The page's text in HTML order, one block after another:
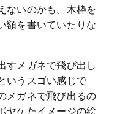
ないのかも。木枠を
額を書いていたりな
すメガネで飛び出し
いうスゴい感じで
メガネで飛び出るの
ヤケたイメージの絵